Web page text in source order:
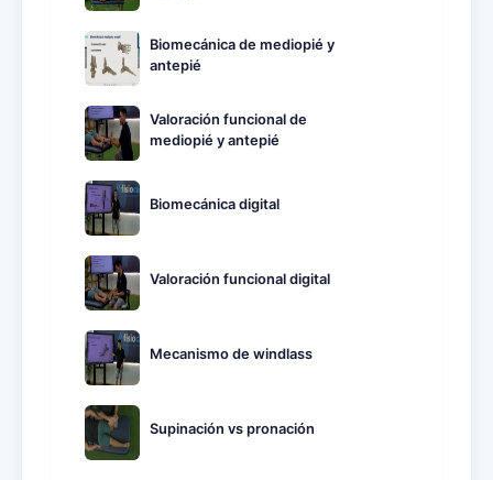
Biomecánica de mediopié y
antepié
Valoración funcional de
mediopié y antepié
Biomecánica digital
Valoración funcional digital
Mecanismo de windlass
Supinación vs pronación